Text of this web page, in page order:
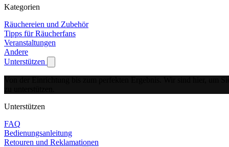
Kategorien
Räuchereien und Zubehör
Tipps für Räucherfans
Veranstaltungen
Andere
Unterstützen
Show submenu for Unterstützen
Unterstützen
FAQ
Bedienungsanleitung
Retouren und Reklamationen